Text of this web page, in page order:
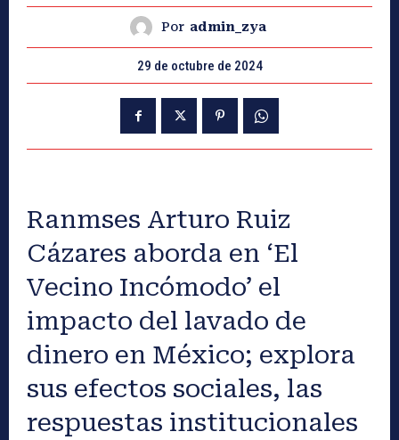
Por admin_zya
29 de octubre de 2024
Ranmses Arturo Ruiz
Cázares aborda en ‘El
Vecino Incómodo’ el
impacto del lavado de
dinero en México; explora
sus efectos sociales, las
respuestas institucionales